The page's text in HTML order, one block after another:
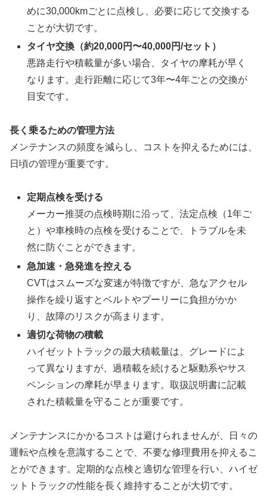
めに30,000kmごとに点検し、必要に応じて交換する
ことが大切です。
タイヤ交換（約20,000円〜40,000円/セット）
悪路走行や積載量が多い場合、タイヤの摩耗が早く
なります。走行距離に応じて3年〜4年ごとの交換が
目安です。
長く乗るための管理方法
メンテナンスの頻度を減らし、コストを抑えるためには、
日頃の管理が重要です。
定期点検を受ける
メーカー推奨の点検時期に沿って、法定点検（1年ご
と）や車検時の点検を受けることで、トラブルを未
然に防ぐことができます。
急加速・急発進を控える
CVTはスムーズな変速が特徴ですが、急なアクセル
操作を繰り返すとベルトやプーリーに負担がかか
り、故障のリスクが高まります。
適切な荷物の積載
ハイゼットトラックの最大積載量は、グレードによ
って異なりますが、過積載を続けると駆動系やサス
ペンションの摩耗が早まります。取扱説明書に記載
された積載量を守ることが重要です。
メンテナンスにかかるコストは避けられませんが、日々の
運転や点検を意識することで、不要な修理費用を抑えるこ
とができます。定期的な点検と適切な管理を行い、ハイゼ
ットトラックの性能を長く維持することが大切です。